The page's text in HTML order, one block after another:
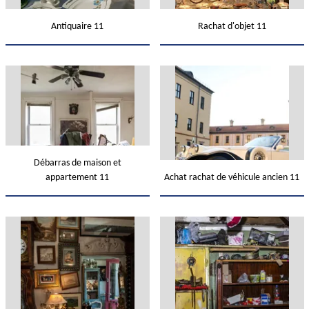
Antiquaire 11 Rachat d'objet 11
Débarras de maison et
appartement 11
Achat rachat de véhicule ancien 11